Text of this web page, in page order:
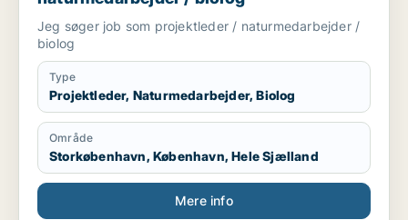
Jeg søger job som projektleder / naturmedarbejder /
biolog
Type
Projektleder, Naturmedarbejder, Biolog
Område
Storkøbenhavn, København, Hele Sjælland
Mere info